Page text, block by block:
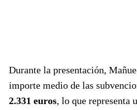
Durante la presentación,
importe medio de las
2.331 euros, lo que representa